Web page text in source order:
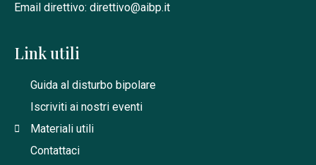
Email direttivo: direttivo@aibp.it
Link utili
Guida al disturbo bipolare
Iscriviti ai nostri eventi
Materiali utili
Contattaci